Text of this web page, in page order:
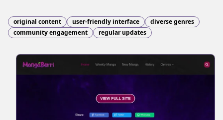
original content user-friendly interface
diverse genres
community engagement
regular updates